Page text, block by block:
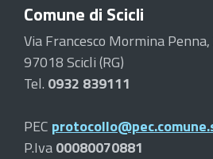
Comune di Scicli
Via Francesco Mormina Penna,
97018 Scicli (RG)
Tel. 0932 839111
PEC
P.Iva00080070881